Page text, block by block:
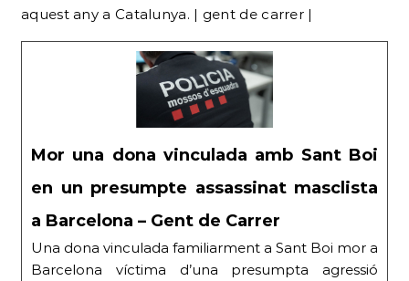
aquest any a Catalunya. | gent de carrer |
Mor una dona vinculada amb Sant Boi
en un presumpte assassinat masclista
a Barcelona – Gent de Carrer
Una dona vinculada familiarment a Sant Boi mor a
Barcelona víctima d’una presumpta agressió